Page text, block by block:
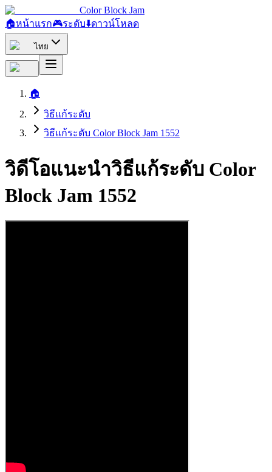
Color Block Jam
🏠หน้าแรก🎮ระดับ⬇️ดาวน์โหลด
ไทย
🏠
วิธีแก้ระดับ
วิธีแก้ระดับ Color Block Jam 1552
วิดีโอแนะนำวิธีแก้ระดับ Color
Block Jam 1552